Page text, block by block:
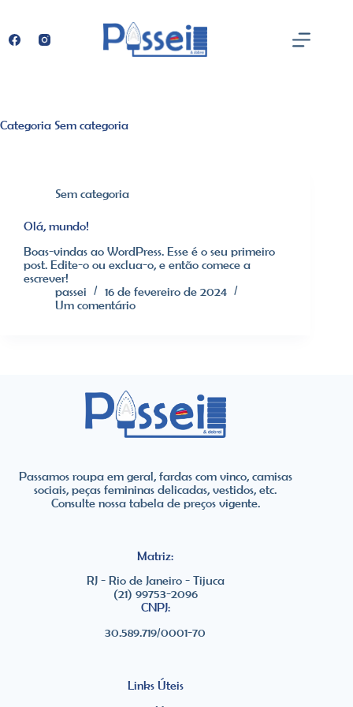
conteúdo
Categoria Sem categoria
Sem categoria
Olá, mundo!
Boas-vindas ao WordPress. Esse é o seu primeiro
post. Edite-o ou exclua-o, e então comece a
escrever!
passei
16 de fevereiro de 2024
Um comentário
Passamos roupa em geral, fardas com vinco, camisas
sociais, peças femininas delicadas, vestidos, etc.​
Consulte nossa tabela de preços vigente.
Matriz:
RJ - Rio de Janeiro - Tijuca
(21) 99753-2096
CNPJ:
30.589.719/0001-70
Links Úteis